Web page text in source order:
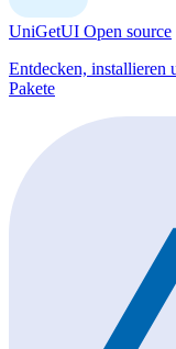
UniGetUI Open source
Entdecken, installieren
Pakete